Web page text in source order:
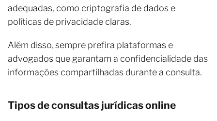
adequadas, como criptografia de dados e
políticas de privacidade claras.
Além disso, sempre prefira plataformas e
advogados que garantam a confidencialidade das
informações compartilhadas durante a consulta.
Tipos de consultas jurídicas online